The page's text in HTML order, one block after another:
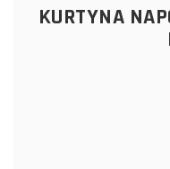
KURTYNA